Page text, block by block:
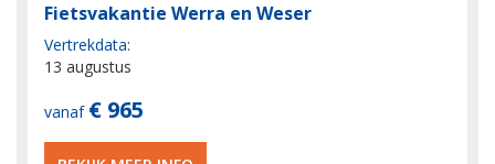
Fietsvakantie Werra en Weser
Vertrekdata:
13 augustus
vanaf € 965